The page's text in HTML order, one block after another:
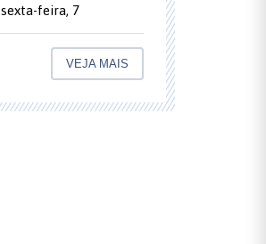
sexta-feira, 7
VEJA MAIS